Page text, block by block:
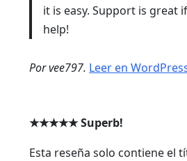
it is easy. Support is great
help!
Por vee797. Leer en
★★★★★Superb!
Esta reseña solo contiene el